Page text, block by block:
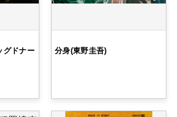
グドナー
分身(東野圭吾)